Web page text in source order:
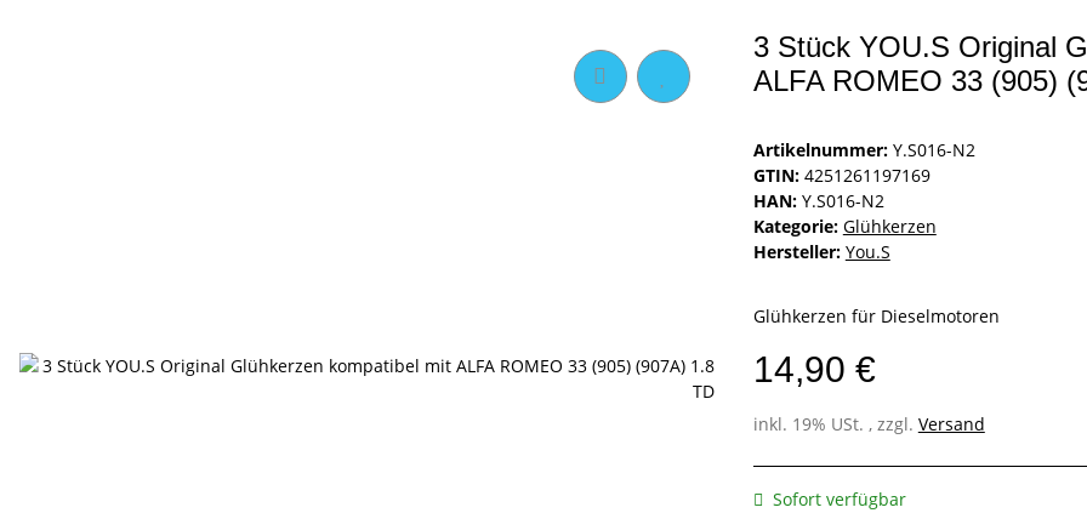
3 Stück YOU.S Original
ALFA ROMEO 33 (905)
Artikelnummer: Y.S016-N2
GTIN: 4251261197169
HAN: Y.S016-N2
Kategorie: Glühkerzen
Hersteller: You.S
Glühkerzen für Dieselmotoren
14,90 €
inkl. 19% USt. , zzgl. Versand
Sofort verfügbar